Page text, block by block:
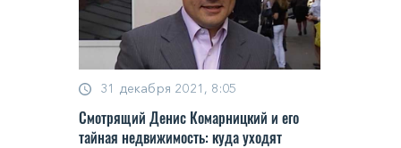
31 декабря 2021, 8:05
Смотрящий Денис Комарницкий и его
тайная недвижимость: куда уходят